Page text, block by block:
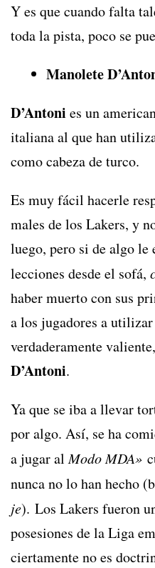
Y es que cuando falta
toda la pista, poco se
Manolete
D’Antoni es un
italiana al que han
como cabeza de turco.
Es muy fácil hacerle
males de los Lakers, y
luego, pero si de algo le
lecciones desde el sofá,
haber muerto con sus
a los jugadores a
verdaderamente
D’Antoni.
Ya que se iba a llevar
por algo. Así, se ha
a jugar alModo MDA»
nunca no lo han hecho
je). Los Lakers fueron
posesiones de la Liga
ciertamente no es